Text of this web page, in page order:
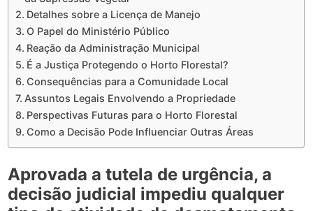
Detalhes sobre a Licença de Manejo
O Papel do Ministério Público
Reação da Administração Municipal
É a Justiça Protegendo o Horto Florestal?
Consequências para a Comunidade Local
Assuntos Legais Envolvendo a Propriedade
Perspectivas Futuras para o Horto Florestal
Como a Decisão Pode Influenciar Outras Áreas
Aprovada a tutela de urgência, a
decisão judicial impediu qualquer